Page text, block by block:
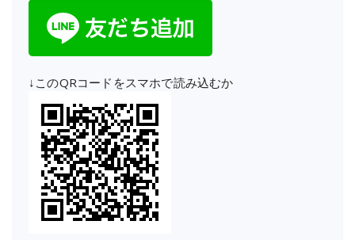
↓このQRコードをスマホで読み込むか